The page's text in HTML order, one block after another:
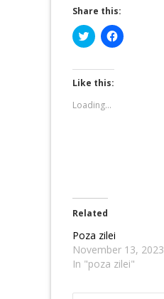
Share this:
Click
to
Twitter
(Opens
in
new
window)
Click
to
Like this:
Loading...
Related
Poza zilei
November 13, 2023
In "poza zilei"